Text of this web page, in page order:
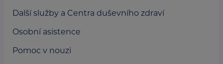
Další služby a Centra duševního zdraví
Osobní asistence
Pomoc v nouzi